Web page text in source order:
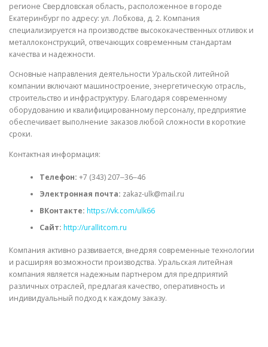
регионе Свердловская область, расположенное в городе
Екатеринбург по адресу: ул. Лобкова, д. 2. Компания
специализируется на производстве высококачественных отливок и
металлоконструкций, отвечающих современным стандартам
качества и надежности.
Основные направления деятельности Уральской литейной
компании включают машиностроение, энергетическую отрасль,
строительство и инфраструктуру. Благодаря современному
оборудованию и квалифицированному персоналу, предприятие
обеспечивает выполнение заказов любой сложности в короткие
сроки.
Контактная информация:
Телефон: +7 (343) 207‒36‒46
Электронная почта: zakaz-ulk@mail.ru
ВКонтакте: https://vk.com/ulk66
Сайт: http://urallitcom.ru
Компания активно развивается, внедряя современные технологии
и расширяя возможности производства. Уральская литейная
компания является надежным партнером для предприятий
различных отраслей, предлагая качество, оперативность и
индивидуальный подход к каждому заказу.